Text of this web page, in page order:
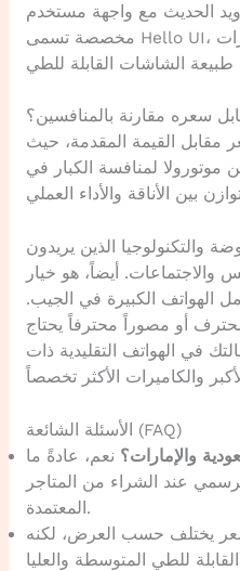
الحديث مع واجهة مستخدم
مخصصة تسمى Hello UI، والتي توفر تجربة سلسة وميزات
سعره مقارنة بالمنافسين؟
مقابل القيمة المقدمة، حيث
موتورولا لمنافسة الكبار في
والتكنولوجيا الذين يريدون
والاجتماعات. أيضاً، هو خيار
الهواتف الكبيرة في الجيب.
أو مصوراً محترفاً يحتاج
في الهواتف التقليدية ذات
الأسئلة الشائعة (FAQ)
والإمارات؟ نعم، عادةً ما
عند الشراء من المتاجر
المعتمدة.
يختلف حسب العرض، لكنه